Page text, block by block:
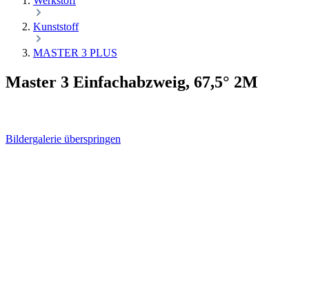
Kunststoff
MASTER 3 PLUS
Master 3 Einfachabzweig, 67,5° 2M
Bildergalerie überspringen